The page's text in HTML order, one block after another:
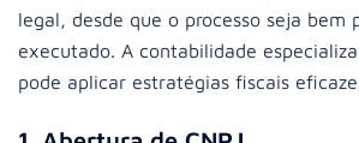
legal, desde que o processo seja bem
executado. A contabilidade
pode aplicar estratégias fiscais